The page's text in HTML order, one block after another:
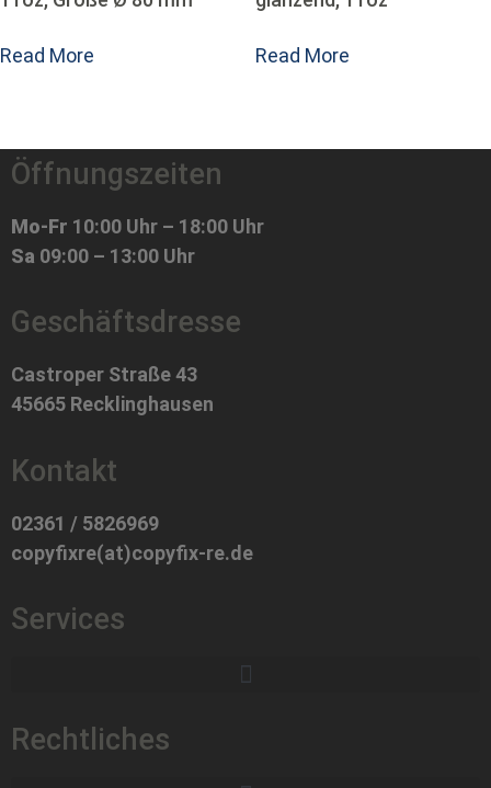
Read More Read More
Öffnungszeiten
Mo-Fr 10:00 Uhr – 18:00 Uhr
Sa 09:00 – 13:00 Uhr
Geschäftsdresse
Castroper Straße 43
45665 Recklinghausen
Kontakt
02361 / 5826969
copyfixre(at)copyfix-re.de
Services
Rechtliches